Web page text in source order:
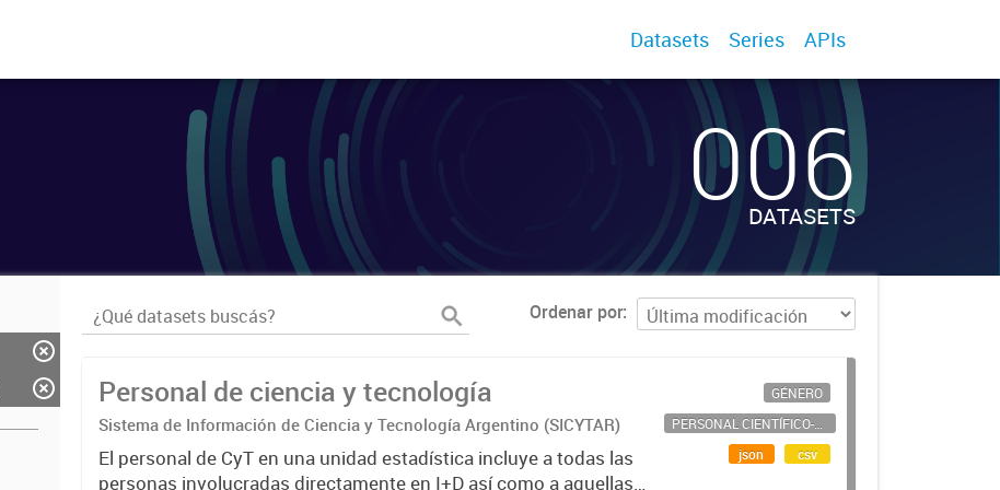
Datasets Series APIs
006
DATASETS
Ordenar por
Personal de ciencia y tecnología
Sistema de Información de Ciencia y Tecnología Argentino (SICYTAR)
El personal de CyT en una unidad estadística incluye a todas las
personas involucradas directamente en I+D así como a aquellas
GÉNERO
PERSONAL CIENTÍFICO-TECNOLÓGICO
json
csv